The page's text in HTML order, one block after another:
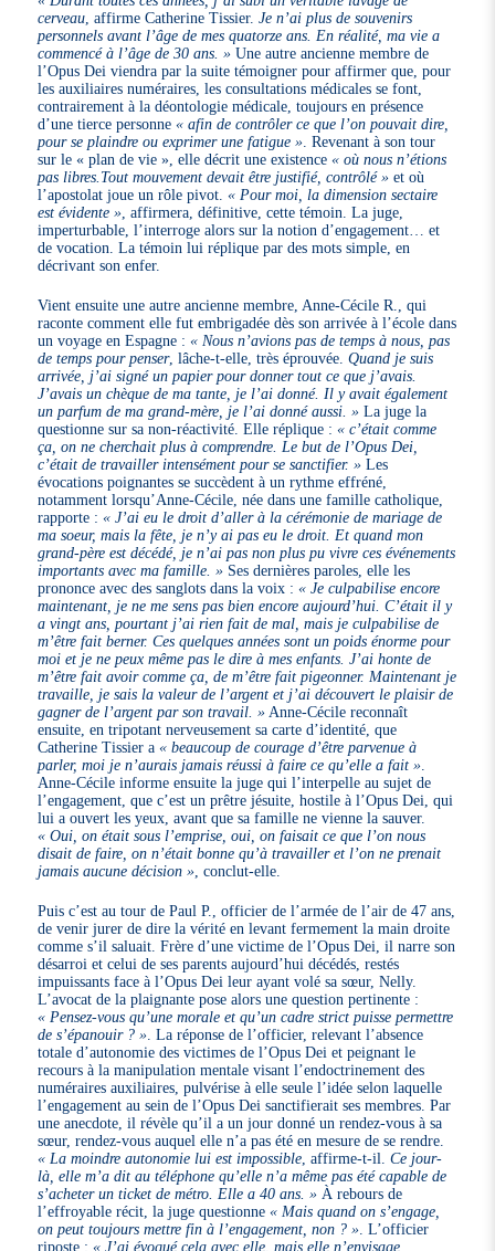
cerveau , affirme Catherine Tissier.Je n’ai plus de souvenirs
personnels avant l’âge de mes quatorze ans. En réalité, ma vie a
commencé à l’âge de 30 ans. » Une autre ancienne membre de
l’Opus Dei viendra par la suite témoigner pour affirmer que, pour
les auxiliaires numéraires, les consultations médicales se font,
contrairement à la déontologie médicale, toujours en présence
d’une tierce personne« afin de contrôler ce que l’on pouvait dire,
pour se plaindre ou exprimer une fatigue » . Revenant à son tour
sur le « plan de vie », elle décrit une existence« où nous n’étions
pas libres.Tout mouvement devait être justifié, contrôlé » et où
l’apostolat joue un rôle pivot.« Pour moi, la dimension sectaire
est évidente » , affirmera, définitive, cette témoin. La juge,
imperturbable, l’interroge alors sur la notion d’engagement… et
de vocation. La témoin lui réplique par des mots simple, en
décrivant son enfer.
Vient ensuite une autre ancienne membre, Anne-Cécile R., qui
raconte comment elle fut embrigadée dès son arrivée à l’école dans
un voyage en Espagne :« Nous n’avions pas de temps à nous, pas
de temps pour penser, lâche-t-elle, très éprouvée.Quand je suis
arrivée, j’ai signé un papier pour donner tout ce que j’avais.
J’avais un chèque de ma tante, je l’ai donné. Il y avait également
un parfum de ma grand-mère, je l’ai donné aussi. » La juge la
questionne sur sa non-réactivité. Elle réplique :« c’était comme
ça, on ne cherchait plus à comprendre. Le but de l’Opus Dei,
c’était de travailler intensément pour se sanctifier. » Les
évocations poignantes se succèdent à un rythme effréné,
notamment lorsqu’Anne-Cécile, née dans une famille catholique,
rapporte :« J’ai eu le droit d’aller à la cérémonie de mariage de
ma soeur, mais la fête, je n’y ai pas eu le droit. Et quand mon
grand-père est décédé, je n’ai pas non plus pu vivre ces événements
importants avec ma famille. » Ses dernières paroles, elle les
prononce avec des sanglots dans la voix :« Je culpabilise encore
maintenant, je ne me sens pas bien encore aujourd’hui. C’était il y
a vingt ans, pourtant j’ai rien fait de mal, mais je culpabilise de
m’être fait berner. Ces quelques années sont un poids énorme pour
moi et je ne peux même pas le dire à mes enfants. J’ai honte de
m’être fait avoir comme ça, de m’être fait pigeonner. Maintenant je
travaille, je sais la valeur de l’argent et j’ai découvert le plaisir de
gagner de l’argent par son travail. » Anne-Cécile reconnaît
ensuite, en tripotant nerveusement sa carte d’identité, que
Catherine Tissier a« beaucoup de courage d’être parvenue à
parler, moi je n’aurais jamais réussi à faire ce qu’elle a fait »
Anne-Cécile informe ensuite la juge qui l’interpelle au sujet de
l’engagement, que c’est un prêtre jésuite, hostile à l’Opus Dei, qui
lui a ouvert les yeux, avant que sa famille ne vienne la sauver.
« Oui, on était sous l’emprise, oui, on faisait ce que l’on nous
disait de faire, on n’était bonne qu’à travailler et l’on ne prenait
jamais aucune décision » , conclut-elle.
Puis c’est au tour de Paul P., officier de l’armée de l’air de 47 ans,
de venir jurer de dire la vérité en levant fermement la main droite
comme s’il saluait. Frère d’une victime de l’Opus Dei, il narre son
désarroi et celui de ses parents aujourd’hui décédés, restés
impuissants face à l’Opus Dei leur ayant volé sa sœur, Nelly.
L’avocat de la plaignante pose alors une question pertinente :
« Pensez-vous qu’une morale et qu’un cadre strict puisse permettre
de s’épanouir ? » . La réponse de l’officier, relevant l’absence
totale d’autonomie des victimes de l’Opus Dei et peignant le
recours à la manipulation mentale visant l’endoctrinement des
numéraires auxiliaires, pulvérise à elle seule l’idée selon laquelle
l’engagement au sein de l’Opus Dei sanctifierait ses membres. Par
une anecdote, il révèle qu’il a un jour donné un rendez-vous à sa
sœur, rendez-vous auquel elle n’a pas été en mesure de se rendre.
« La moindre autonomie lui est impossible , affirme-t-il.Ce jour-
là, elle m’a dit au téléphone qu’elle n’a même pas été capable de
s’acheter un ticket de métro. Elle a 40 ans. » À rebours de
l’effroyable récit, la juge questionne« Mais quand on s’engage,
on peut toujours mettre fin à l’engagement, non ? » . L’officier
riposte :« J’ai évoqué cela avec elle, mais elle n’envisage